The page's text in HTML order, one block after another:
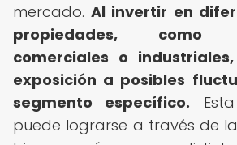
mercado.Al invertir en
propiedades, como
comerciales o
exposición a posibles
segmento específico.
puede lograrse a través de